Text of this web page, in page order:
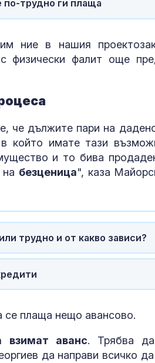
по-трудно ги плаща
ние в нашия
физически фалит още
че дължите пари на
който имате тази
и то бива
безценица", каза
трудно и от какво зависи?
се плаща нещо авансово.
взимат аванс. Трябва
да направи всичко